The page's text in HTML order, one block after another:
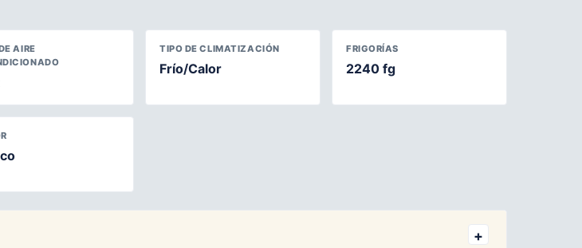
AIRE
TIPO DE CLIMATIZACIÓN
Frío/Calor
FRIGORÍAS
2240 fg